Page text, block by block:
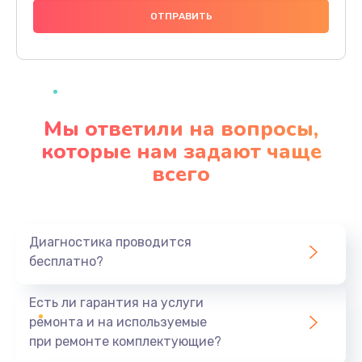
1000 руб.
Заказать
Профилактическая чистка
Заказать
Мы ответили на вопросы,
которые нам задают чаще
всего
Диагностика проводится
бесплатно?
Есть ли гарантия на услуги
ремонта и на используемые
при ремонте комплектующие?